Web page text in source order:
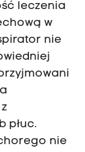
leczenia
w
nie
płuc.
nie